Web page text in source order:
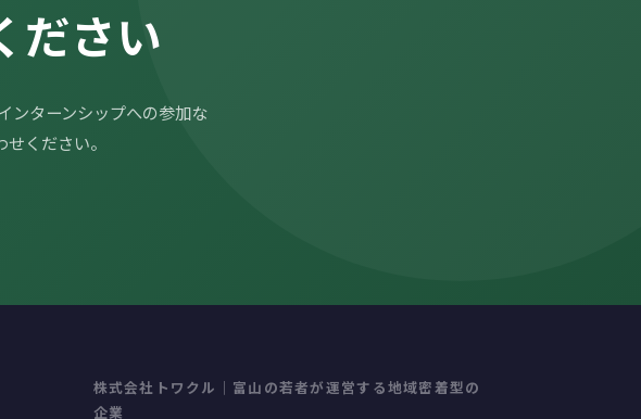
ださい
ンターンシップへの参加な
ください。
株式会社トワクル｜富山の若者が運営する地域密着型の
企業